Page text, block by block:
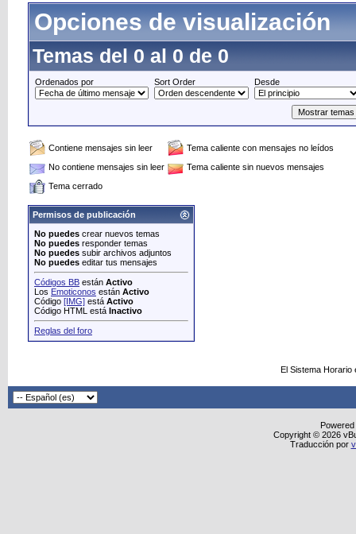
Opciones de visualización
Temas del 0 al 0 de 0
Ordenados por Sort Order Desde
Contiene mensajes sin leer
Tema caliente con mensajes no leídos
No contiene mensajes sin leer
Tema caliente sin nuevos mensajes
Tema cerrado
Permisos de publicación
No puedes crear nuevos temas
No puedes responder temas
No puedes subir archivos adjuntos
No puedes editar tus mensajes
Códigos BB están Activo
Los Emoticonos están Activo
Código [IMG] está Activo
Código HTML está Inactivo
Reglas del foro
El Sistema
Copyright © 2026
Traducción por